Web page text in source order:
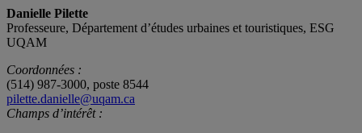
Danielle Pilette
Professeure, Département d’études urbaines et touristiques, ESG
UQAM
Coordonnées :
(514) 987-3000, poste 8544
pilette.danielle@uqam.ca
Champs d’intérêt :